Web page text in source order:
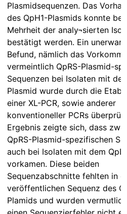
Plasmidsequenzen. Das
des QpH1-Plasmids konnte bei
Mehrheit der analy¬sierten
bestätigt werden. Ein
Befund, nämlich das
vermeintlich QpRS-Plasmid-
Sequenzen bei Isolaten mit
Plasmid wurde durch die
einer XL-PCR, sowie anderer
konventioneller PCRs
Ergebnis zeigte sich, dass
QpRS-Plasmid-spezifischen
auch bei Isolaten mit dem
vorkamen. Diese beiden
Sequenzabschnitte fehlten in
veröffentlichen Sequenz des
Plamids und wurden